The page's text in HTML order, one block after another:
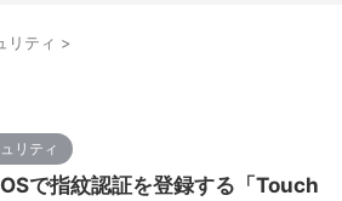
リティ >
リティ
で指紋認証を登録する「Touch